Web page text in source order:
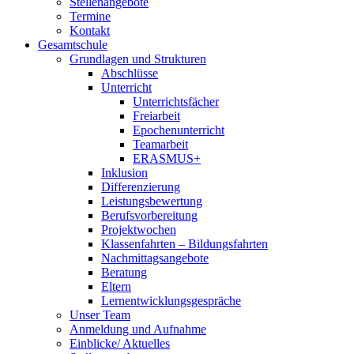
Termine
Kontakt
Gesamtschule
Grundlagen und Strukturen
Abschlüsse
Unterricht
Unterrichtsfächer
Freiarbeit
Epochenunterricht
Teamarbeit
ERASMUS+
Inklusion
Differenzierung
Leistungsbewertung
Berufsvorbereitung
Projektwochen
Klassenfahrten – Bildungsfahrten
Nachmittagsangebote
Beratung
Eltern
Lernentwicklungsgespräche
Unser Team
Anmeldung und Aufnahme
Einblicke/ Aktuelles